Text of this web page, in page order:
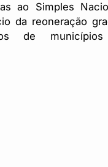
ao Simples
da reoneração
de